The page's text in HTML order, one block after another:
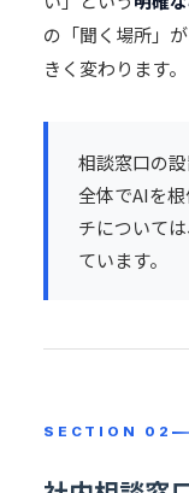
の「聞く場所」
きく変わります。
相談窓口の
全体でAIを
チについては
ています。